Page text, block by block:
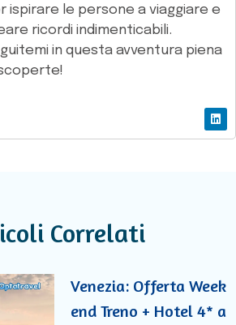
ispirare le persone a viaggiare e
ricordi indimenticabili.
in questa avventura piena
Correlati
Venezia: Offerta Week
end Treno + Hotel 4* a